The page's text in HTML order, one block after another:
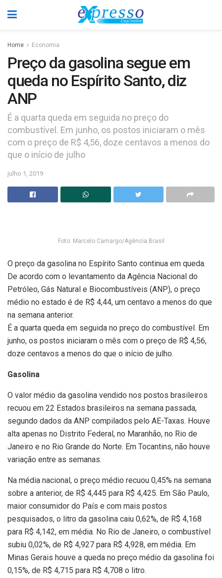
Home Economia
Preço da gasolina segue em
queda no Espírito Santo, diz
ANP
É a quarta queda em seguida no preço do
combustível. Em junho, os postos iniciaram o mês
com o preço de R$ 4,56, doze centavos a menos do
que o início de julho
julho 1, 2019
Foto: Marcelo Camargo/Agência Brasil
O preço da gasolina no Espírito Santo continua em queda.
De acordo com o levantamento da Agência Nacional do
Petróleo, Gás Natural e Biocombustíveis (ANP), o preço
médio no estado é de R$ 4,44, um centavo a menos do que
na semana anterior.
É a quarta queda em seguida no preço do combustível. Em
junho, os postos iniciaram o mês com o preço de R$ 4,56,
doze centavos a menos do que o início de julho.
Gasolina
O valor médio da gasolina vendido nos postos brasileiros
recuou em 22 Estados brasileiros na semana passada,
segundo dados da ANP compilados pelo AE-Taxas. Houve
alta apenas no Distrito Federal, no Maranhão, no Rio de
Janeiro e no Rio Grande do Norte. Em Tocantins, não houve
variação entre as semanas.
Na média nacional, o preço médio recuou 0,45% na semana
sobre a anterior, de R$ 4,445 para R$ 4,425. Em São Paulo,
maior consumidor do País e com mais postos
pesquisados, o litro da gasolina caiu 0,62%, de R$ 4,168
para R$ 4,142, em média. No Rio de Janeiro, o combustível
subiu 0,02%, de R$ 4,927 para R$ 4,928, em média. Em
Minas Gerais houve a queda no preço médio da gasolina foi
0,15%, de R$ 4,715 para R$ 4,708 o litro.